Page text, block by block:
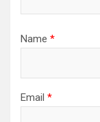
Name *
Email *